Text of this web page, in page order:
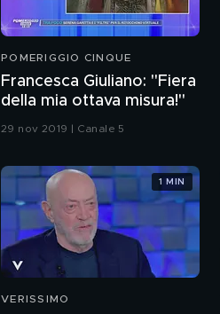
POMERIGGIO CINQUE
Francesca Giuliano: "Fiera
della mia ottava misura!"
29 nov 2019 | Canale 5
VERISSIMO
1 MIN